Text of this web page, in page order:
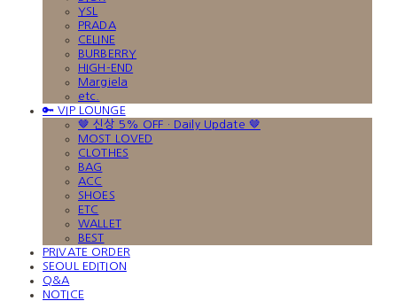
YSL
PRADA
CELINE
BURBERRY
HIGH-END
Margiela
etc.
🔑 VIP LOUNGE
🤎 신상 5% OFF · Daily Update 🤎
MOST LOVED
CLOTHES
BAG
ACC
SHOES
ETC
WALLET
BEST
PRIVATE ORDER
SEOUL EDITION
Q&A
NOTICE